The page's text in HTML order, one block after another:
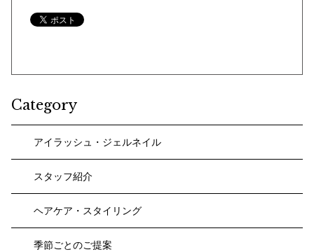
Category
アイラッシュ・ジェルネイル
スタッフ紹介
ヘアケア・スタイリング
季節ごとのご提案